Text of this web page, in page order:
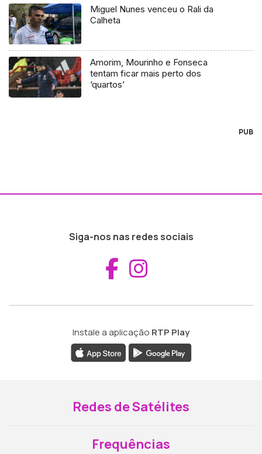
Miguel Nunes venceu o Rali da
Calheta
Amorim, Mourinho e Fonseca
tentam ficar mais perto dos
‘quartos’
PUB
Siga-nos nas redes sociais
Aceder ao
Instale a aplicação RTP Play
Redes de Satélites
Frequências